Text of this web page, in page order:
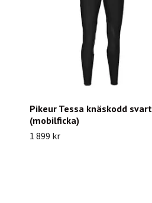
Pikeur Tessa knäskodd svart
(mobilficka)
1 899 kr